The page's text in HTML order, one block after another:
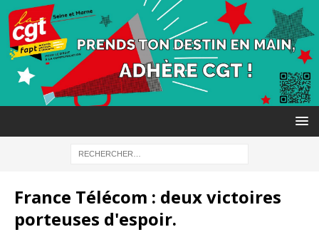
France Télécom : deux victoires
porteuses d'espoir.